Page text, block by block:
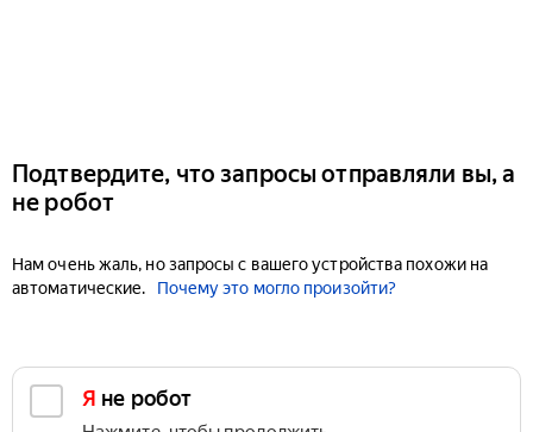
Подтвердите, что запросы отправляли вы, а
не робот
Нам очень жаль, но запросы с вашего устройства похожи на
автоматические.
Почему это могло произойти?
Я не робот